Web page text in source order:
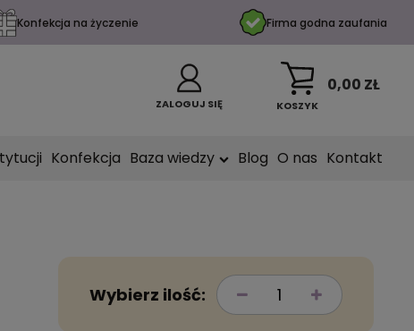
Konfekcja na życzenie Firma godna zaufania
ZALOGUJ SIĘ KOSZYK
0,00 ZŁ
Konfekcja Baza wiedzy Blog O nas Kontakt
Wybierz ilość: